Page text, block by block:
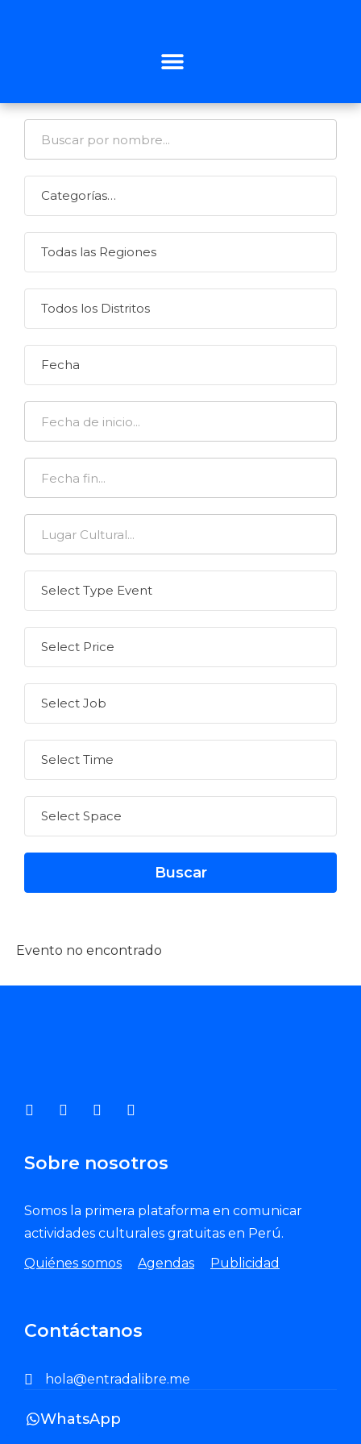
Evento no encontrado
Sobre nosotros
Somos la primera plataforma en comunicar
actividades culturales gratuitas en Perú.
Quiénes somos
Agendas Publicidad
Contáctanos
hola@entradalibre.me
WhatsApp